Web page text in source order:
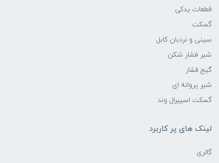
قطعات یدکی
گسکت
سینی و نردبان کابل
شیر فشار شکن
گیج فشار
شیر پروانه ای
گسکت اسپیرال وند
لینک های پر کاربرد
گالری